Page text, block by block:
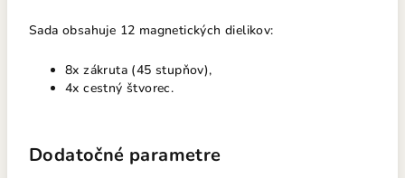
Sada obsahuje 12 magnetických dielikov:
8x zákruta (45 stupňov),
4x cestný štvorec.
Dodatočné parametre